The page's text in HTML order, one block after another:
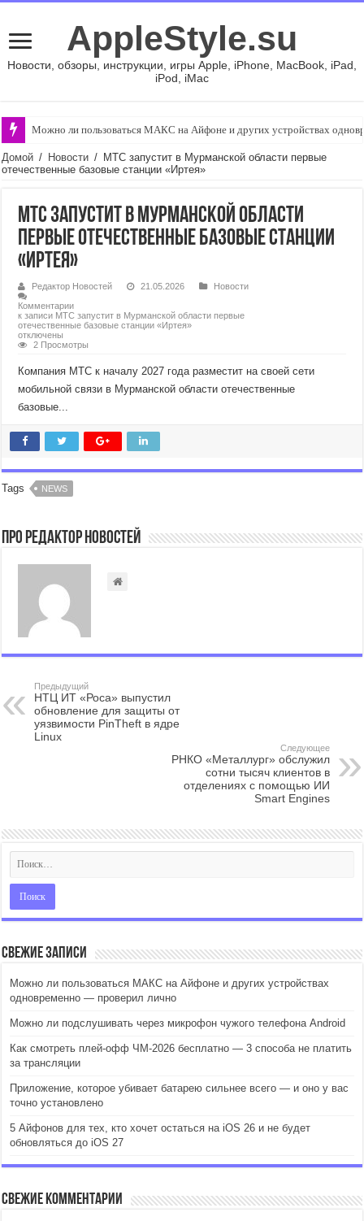
AppleStyle.su
Новости, обзоры, инструкции, игры Apple, iPhone, MacBook, iPad,
iPod, iMac
Можно ли пользоваться МАКС на Айфоне и других устройствах
Домой / Новости / МТС запустит в Мурманской области первые
отечественные базовые станции «Иртея»
МТС запустит в Мурманской области
первые отечественные базовые станции
«Иртея»
Редактор Новостей 21.05.2026
Новости
Комментарии
к записи МТС запустит в Мурманской области первые
отечественные базовые станции «Иртея»
отключены
2 Просмотры
Компания МТС к началу 2027 года разместит на своей сети
мобильной связи в Мурманской области отечественные
базовые...
Tags NEWS
Про Редактор Новостей
Предыдущий
НТЦ ИТ «Роса» выпустил
обновление для защиты от
уязвимости PinTheft в ядре
Linux
Следующее
РНКО «Металлург» обслужил
сотни тысяч клиентов в
отделениях с помощью ИИ
Smart Engines
Свежие записи
Можно ли пользоваться МАКС на Айфоне и других устройствах
одновременно — проверил лично
Можно ли подслушивать через микрофон чужого телефона Android
Как смотреть плей-офф ЧМ-2026 бесплатно — 3 способа не платить
за трансляции
Приложение, которое убивает батарею сильнее всего — и оно у вас
точно установлено
5 Айфонов для тех, кто хочет остаться на iOS 26 и не будет
обновляться до iOS 27
Свежие комментарии